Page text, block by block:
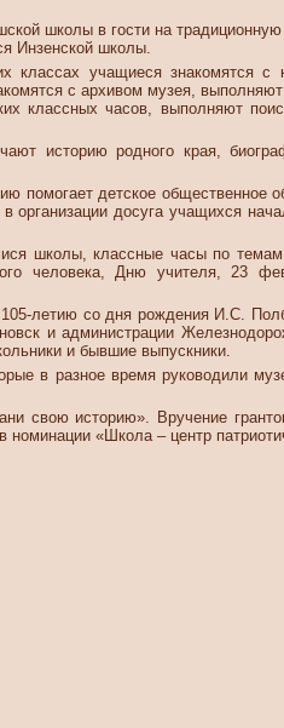
школы в гости на
Инзенской школы.
учащиеся знакомятся с
с архивом музея,
классных часов, выполняют
историю родного края,
помогает детское
досуга учащихся
школы, классные часы по
человека, Дню учителя, 23
летию со дня рождения И.С.
и администрации
и бывшие выпускники.
в разное время руководили
свою историю». Вручение
«Школа – центр